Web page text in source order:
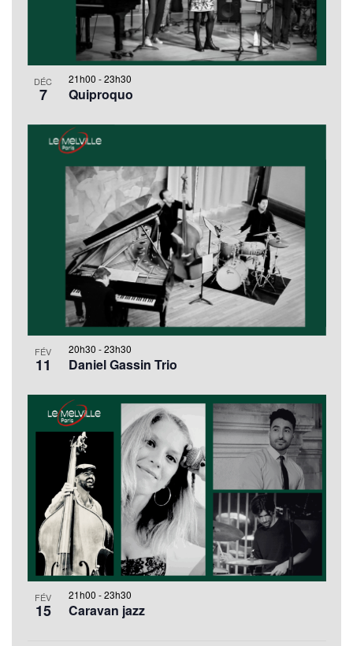
DÉC
7 Quiproquo
21h00 -23h30
FÉV
11 Daniel Gassin Trio
20h30 -23h30
FÉV
15 Caravan jazz
21h00 -23h30